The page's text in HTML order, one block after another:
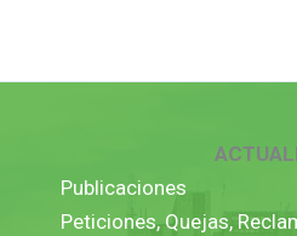
Publicaciones
Peticiones, Quejas,